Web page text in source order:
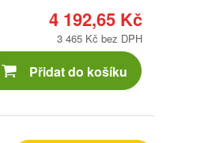
4 192,65 Kč
3 465 Kč bez DPH
Přidat do košíku